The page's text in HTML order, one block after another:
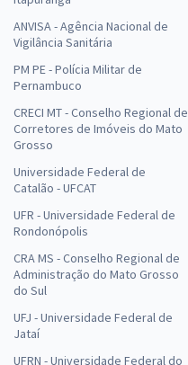
ANVISA - Agência Nacional de
Vigilância Sanitária
PM PE - Polícia Militar de
Pernambuco
CRECI MT - Conselho Regional de
Corretores de Imóveis do Mato
Grosso
Universidade Federal de
Catalão - UFCAT
UFR - Universidade Federal de
Rondonópolis
CRA MS - Conselho Regional de
Administração do Mato Grosso
do Sul
UFJ - Universidade Federal de
Jataí
UFRN - Universidade Federal do